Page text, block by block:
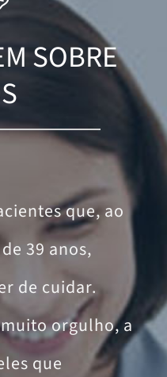
SOBRE
que, ao
39 anos,
de cuidar.
orgulho, a
que